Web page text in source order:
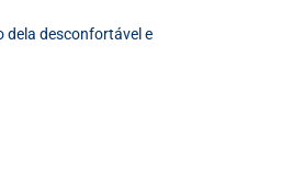
dela desconfortável e